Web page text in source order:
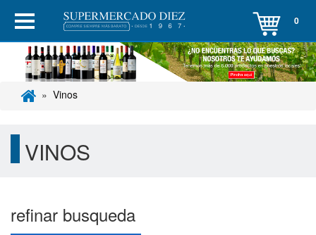
0
Vinos
VINOS
refinar busqueda